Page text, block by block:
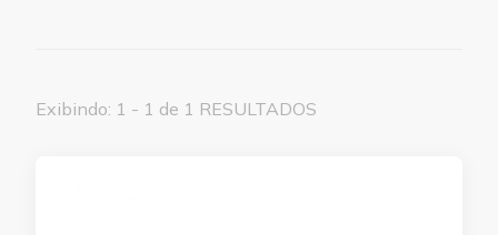
Exibindo: 1 - 1 de 1 RESULTADOS